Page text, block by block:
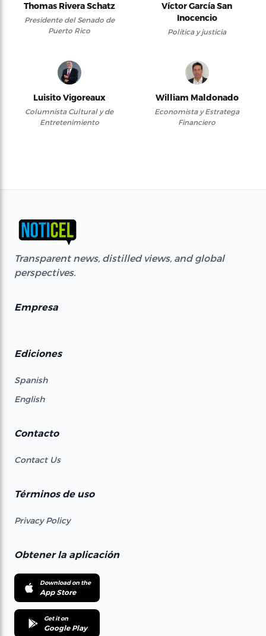
Thomas Rivera Schatz
Presidente del Senado de
Puerto Rico
Víctor García San
Inocencio
Política y justicia
Luisito Vigoreaux
Columnista Cultural y de
Entretenimiento
William Maldonado
Economista y Estratega
Financiero
Transparent news, distilled views, and global
perspectives.
Empresa
Ediciones
Spanish
English
Contacto
Contact Us
Términos de uso
Privacy Policy
Obtener la aplicación
Download on the
App Store
Get it on
Google Play